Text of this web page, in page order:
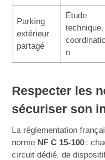
Parking
extérieur
partagé
Étude
technique,
n
Respecter les
sécuriser son
La réglementation
norme NF C 15-100 :
circuit dédié, de